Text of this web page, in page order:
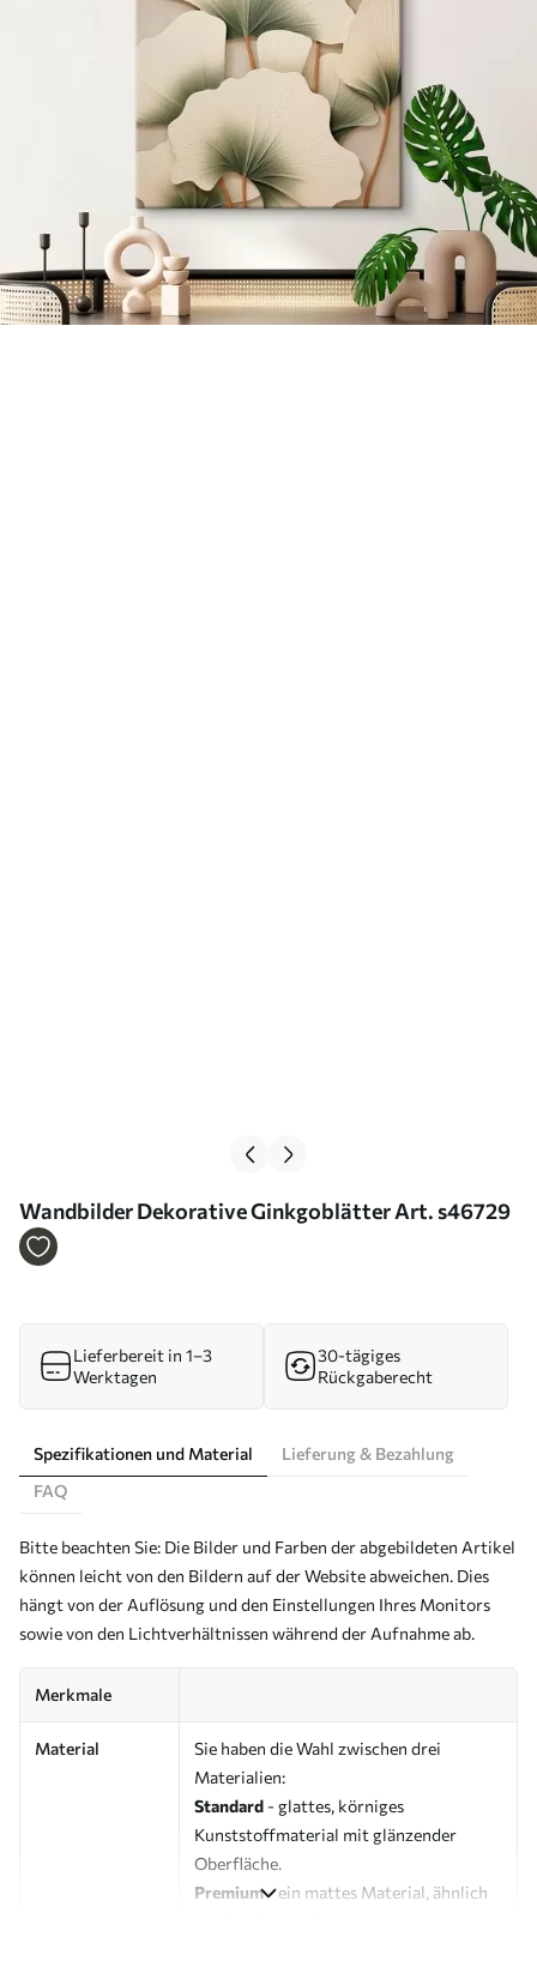
Wandbilder Dekorative Ginkgoblätter Art. s46729
Lieferbereit in 1–3
Werktagen
30-tägiges
Rückgaberecht
Spezifikationen und Material
Lieferung & Bezahlung
FAQ
Bitte beachten Sie: Die Bilder und Farben der abgebildeten Artikel
können leicht von den Bildern auf der Website abweichen. Dies
hängt von der Auflösung und den Einstellungen Ihres Monitors
sowie von den Lichtverhältnissen während der Aufnahme ab.
Merkmale
Material
Sie haben die Wahl zwischen drei
Materialien:
Standard - glattes, körniges
Kunststoffmaterial mit glänzender
Oberfläche.
Premium- ein mattes Material, ähnlich